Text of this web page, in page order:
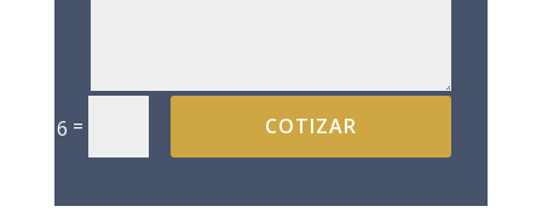
2 + 6 = COTIZAR